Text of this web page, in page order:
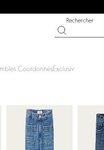
Rechercher
CoordonnésExclusivités en ligne